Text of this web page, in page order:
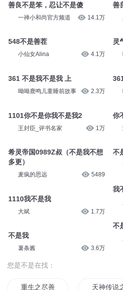
善良不是笨，忍让不是傻
一禅小和尚官方频道 14.1万
548不是善茬
小仙女Alina 4.1万
361 不是我不是我 上
呦呦鹿鸣儿童睡前故事 2.3万
1101你不是你我不是我2
王封臣_评书名家 1万
希灵帝国0989Z叔（不是我不想
多更）
麦疯的思远 5489
1110我不是我
大斌 1.7万
不是我
薯条酱 3.6万
善
灵
你
不
我
不
您是不是在找：
重生之尽善尽美 天神传说